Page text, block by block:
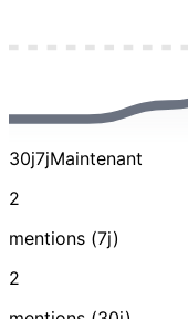
30j7jMaintenant
2
mentions (7j)
2